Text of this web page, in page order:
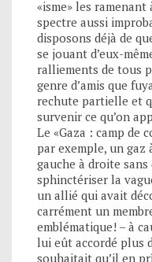
«isme» les
spectre aussi
disposons déjà de
se jouant d’eux-
ralliements de tous
genre d’amis que
rechute partielle et
survenir ce qu’on
Le «Gaza : camp de
par exemple, un gaz
gauche à droite sans
sphinctériser la
un allié qui avait
carrément un
emblématique! – à
lui eût accordé plus
souhaitait qu’il en